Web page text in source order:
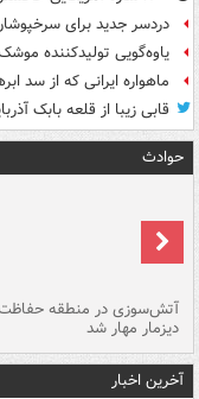
دردسر جدید برای
یاوه‌گویی تولیدکننده
ماهواره ایرانی که از سد
قابی زیبا از قلعه بابک
حوادث
آتش‌سوزی در منطقه
دیزمار مهار شد
آخرین اخبار